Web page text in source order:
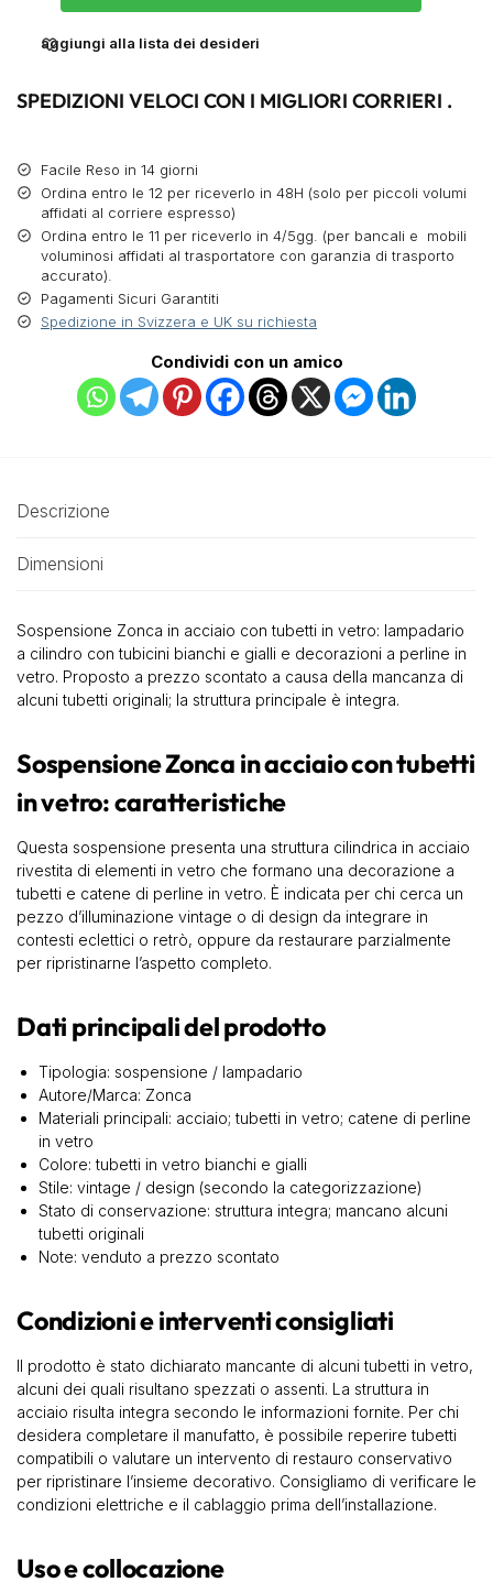
aggiungi alla lista dei desideri
SPEDIZIONI VELOCI CON I MIGLIORI CORRIERI .
Facile Reso in 14 giorni
Ordina entro le 12 per riceverlo in 48H (solo per piccoli volumi
affidati al corriere espresso)
Ordina entro le 11 per riceverlo in 4/5gg. (per bancali e mobili
voluminosi affidati al trasportatore con garanzia di trasporto
accurato).
Pagamenti Sicuri Garantiti
Spedizione in Svizzera e UK su richiesta
Condividi con un amico
Descrizione
Dimensioni
Sospensione Zonca in acciaio con tubetti in vetro: lampadario
a cilindro con tubicini bianchi e gialli e decorazioni a perline in
vetro. Proposto a prezzo scontato a causa della mancanza di
alcuni tubetti originali; la struttura principale è integra.
Sospensione Zonca in acciaio con tubetti
in vetro: caratteristiche
Questa sospensione presenta una struttura cilindrica in acciaio
rivestita di elementi in vetro che formano una decorazione a
tubetti e catene di perline in vetro. È indicata per chi cerca un
pezzo d’illuminazione vintage o di design da integrare in
contesti eclettici o retrò, oppure da restaurare parzialmente
per ripristinarne l’aspetto completo.
Dati principali del prodotto
Tipologia: sospensione / lampadario
Autore/Marca: Zonca
Materiali principali: acciaio; tubetti in vetro; catene di perline
in vetro
Colore: tubetti in vetro bianchi e gialli
Stile: vintage / design (secondo la categorizzazione)
Stato di conservazione: struttura integra; mancano alcuni
tubetti originali
Note: venduto a prezzo scontato
Condizioni e interventi consigliati
Il prodotto è stato dichiarato mancante di alcuni tubetti in vetro,
alcuni dei quali risultano spezzati o assenti. La struttura in
acciaio risulta integra secondo le informazioni fornite. Per chi
desidera completare il manufatto, è possibile reperire tubetti
compatibili o valutare un intervento di restauro conservativo
per ripristinare l’insieme decorativo. Consigliamo di verificare le
condizioni elettriche e il cablaggio prima dell’installazione.
Uso e collocazione